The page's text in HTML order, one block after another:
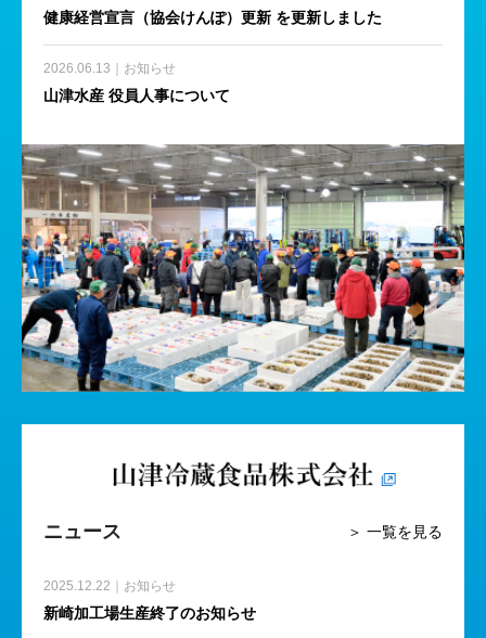
健康経営宣言（協会けんぽ）更新 を更新しました
2026.06.13｜お知らせ
山津水産 役員人事について
ニュース ＞ 一覧を見る
2025.12.22｜お知らせ
新崎加工場生産終了のお知らせ